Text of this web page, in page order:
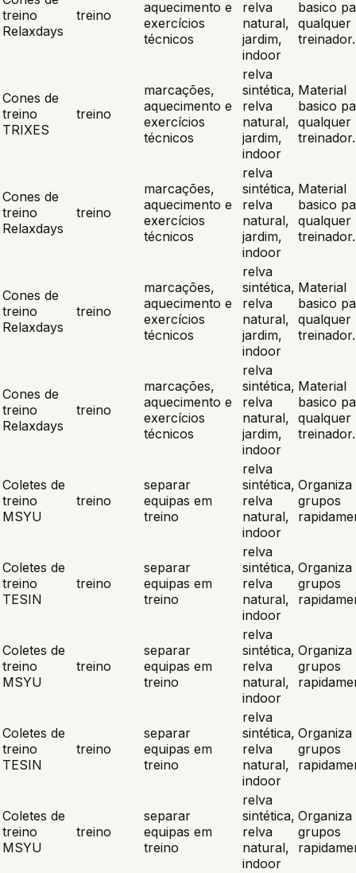
treino
Relaxdays
treino
aquecimento e
exercícios
técnicos
relva
natural,
jardim,
indoor
basico
qualquer
treinador.
Cones de
treino
TRIXES
treino
marcações,
aquecimento e
exercícios
técnicos
relva
sintética,
relva
natural,
jardim,
indoor
Material
basico
qualquer
treinador.
Cones de
treino
Relaxdays
treino
marcações,
aquecimento e
exercícios
técnicos
relva
sintética,
relva
natural,
jardim,
indoor
Material
basico
qualquer
treinador.
Cones de
treino
Relaxdays
treino
marcações,
aquecimento e
exercícios
técnicos
relva
sintética,
relva
natural,
jardim,
indoor
Material
basico
qualquer
treinador.
Cones de
treino
Relaxdays
treino
marcações,
aquecimento e
exercícios
técnicos
relva
sintética,
relva
natural,
jardim,
indoor
Material
basico
qualquer
treinador.
Coletes de
treino
MSYU
treino
separar
equipas em
treino
relva
sintética,
relva
natural,
indoor
Organiza
grupos
Coletes de
treino
TESIN
treino
separar
equipas em
treino
relva
sintética,
relva
natural,
indoor
Organiza
grupos
Coletes de
treino
MSYU
treino
separar
equipas em
treino
relva
sintética,
relva
natural,
indoor
Organiza
grupos
Coletes de
treino
TESIN
treino
separar
equipas em
treino
relva
sintética,
relva
natural,
indoor
Organiza
grupos
Coletes de
treino
MSYU
treino
separar
equipas em
treino
relva
sintética,
relva
natural,
indoor
Organiza
grupos